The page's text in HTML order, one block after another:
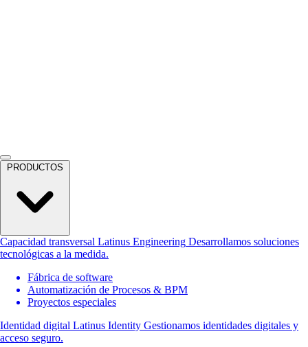
PRODUCTOS
Capacidad transversal Latinus Engineering Desarrollamos soluciones
tecnológicas a la medida.
Fábrica de software
Automatización de Procesos & BPM
Proyectos especiales
Identidad digital Latinus Identity Gestionamos identidades digitales y
acceso seguro.